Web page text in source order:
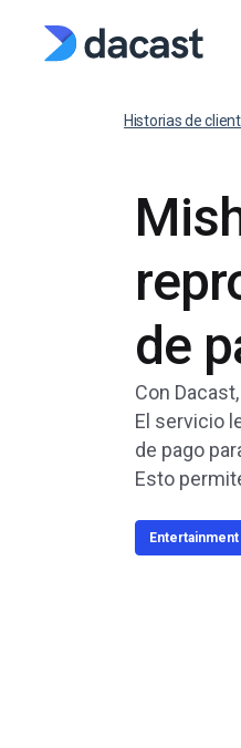
Historias de
de
Con
El servicio
de pago
Esto
Entertainment